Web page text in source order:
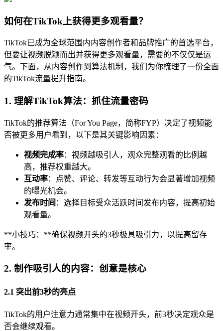
如何在TikTok上获得更多观看量？
TikTok已成为全球范围内内容创作者和品牌推广的首选平台，
但要让视频脱颖而出并获得更多观看量，需要的不仅仅是运
气。下面，从内容创作到算法机制，我们为你梳理了一份全面
的TikTok流量提升指南。
1. 理解TikTok算法：抓住流量密码
TikTok的推荐算法（For You Page，简称FYP）决定了视频能
否被更多用户看到，以下是其关键影响因素：
视频完成率：视频越吸引人，观众完整观看的比例越
高，推荐权重越大。
互动率：点赞、评论、转发等互动行为会显著增加视频
的曝光机会。
发布时间 ：选择目标受众活跃时间发布内容，提高初始
观看量。
**小技巧：**确保视频开头的3秒极具吸引力，以提高留存
率。
2. 制作吸引人的内容：创意是核心
2.1 突出前3秒的亮点
TikTok的用户注意力通常集中在视频开头，前3秒决定观众是
否会继续观看。